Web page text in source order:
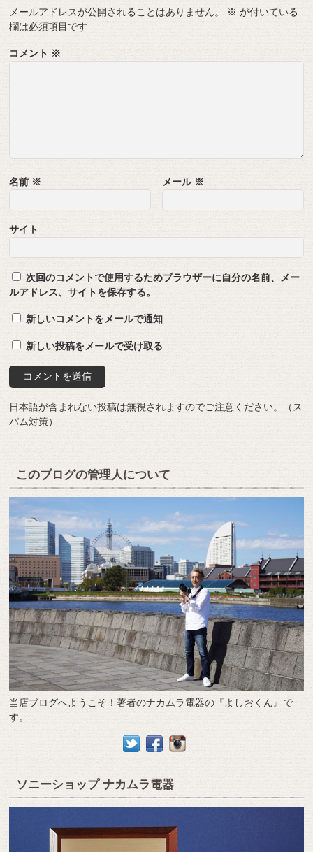
メールアドレスが公開されることはありません。 ※ が付いている
欄は必須項目です
コメント ※
名前 ※ メール ※
サイト
次回のコメントで使用するためブラウザーに自分の名前、メー
ルアドレス、サイトを保存する。
新しいコメントをメールで通知
新しい投稿をメールで受け取る
日本語が含まれない投稿は無視されますのでご注意ください。（ス
パム対策）
このブログの管理人について
当店ブログへようこそ！著者のナカムラ電器の『よしおくん』で
す。
ソニーショップ ナカムラ電器